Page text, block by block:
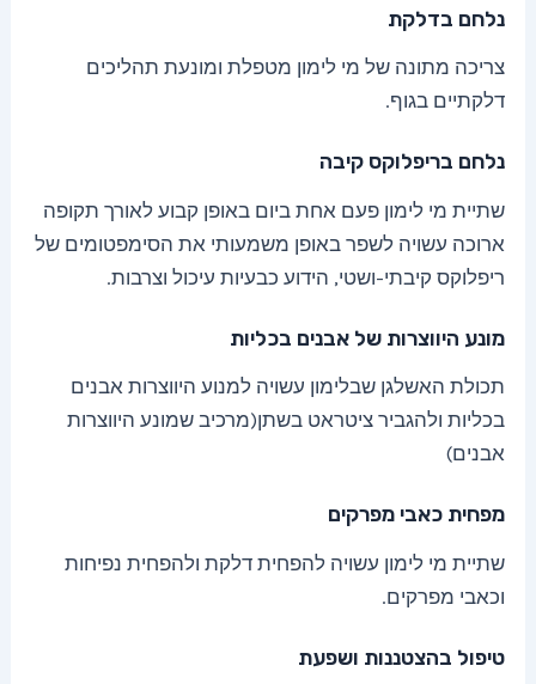
נלחם בדלקת
צריכה מתונה של מי לימון מטפלת ומונעת תהליכים
דלקתיים בגוף.
נלחם בריפלוקס קיבה
שתיית מי לימון פעם אחת ביום באופן קבוע לאורך תקופה
ארוכה עשויה לשפר באופן משמעותי את הסימפטומים של
ריפלוקס קיבתי-ושטי, הידוע כבעיות עיכול וצרבות.
מונע היווצרות של אבנים בכליות
תכולת האשלגן שבלימון עשויה למנוע היווצרות אבנים
בכליות ולהגביר ציטראט בשתן(מרכיב שמונע היווצרות
אבנים)
מפחית כאבי מפרקים
שתיית מי לימון עשויה להפחית דלקת ולהפחית נפיחות
וכאבי מפרקים.
טיפול בהצטננות ושפעת